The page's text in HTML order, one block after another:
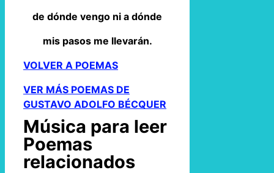
de dónde vengo ni a dónde
mis pasos me llevarán.
VOLVER A POEMAS
VER MÁS POEMAS DE
GUSTAVO ADOLFO BÉCQUER
Música para leer
Poemas
relacionados